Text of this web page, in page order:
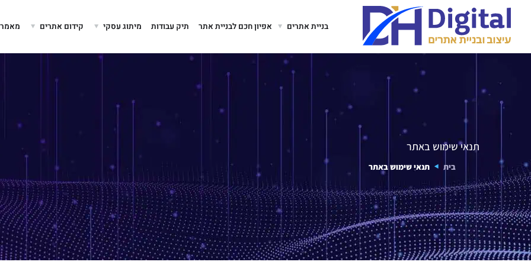
בניית אתרים אפיון חכם לבניית אתר תיק עבודות מיתוג עסקי קידום אתרים
תנאי שימוש באתר
בית תנאי שימוש באתר